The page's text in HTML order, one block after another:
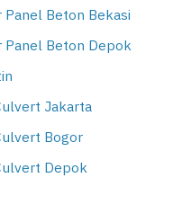
Panel Beton Bekasi
Panel Beton Depok
Jakarta
Bogor
Depok